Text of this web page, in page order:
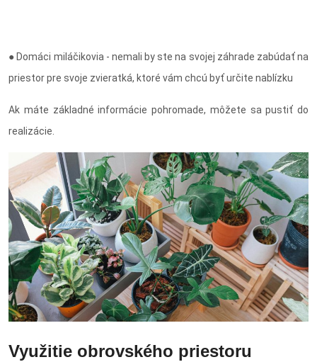
● Domáci miláčikovia - nemali by ste na svojej záhrade zabúdať na
priestor pre svoje zvieratká, ktoré vám chcú byť určite nablízku
Ak máte základné informácie pohromade, môžete sa pustiť do
realizácie.
Využitie obrovského priestoru